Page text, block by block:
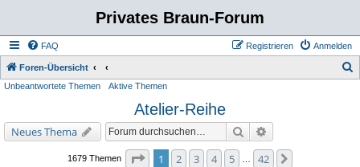
Privates Braun-Forum
FAQ Anmelden
Registrieren
Foren-Übersicht
Unbeantwortete Themen Aktive Themen
Atelier-Reihe
Neues Thema Suche
1679 Themen Seite von
1 2 3 4 5 42